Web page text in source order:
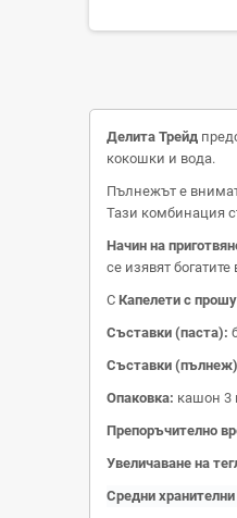
Делита Трейд
кокошки и вода.
Пълнежът е
Тази комбинация
Начин на
се изявят богатите
С Капелети с
Съставки (паста):
Съставки (пълнеж)
Опаковка: кашон 3
Препоръчително
Увеличаване на
Средни хранителни